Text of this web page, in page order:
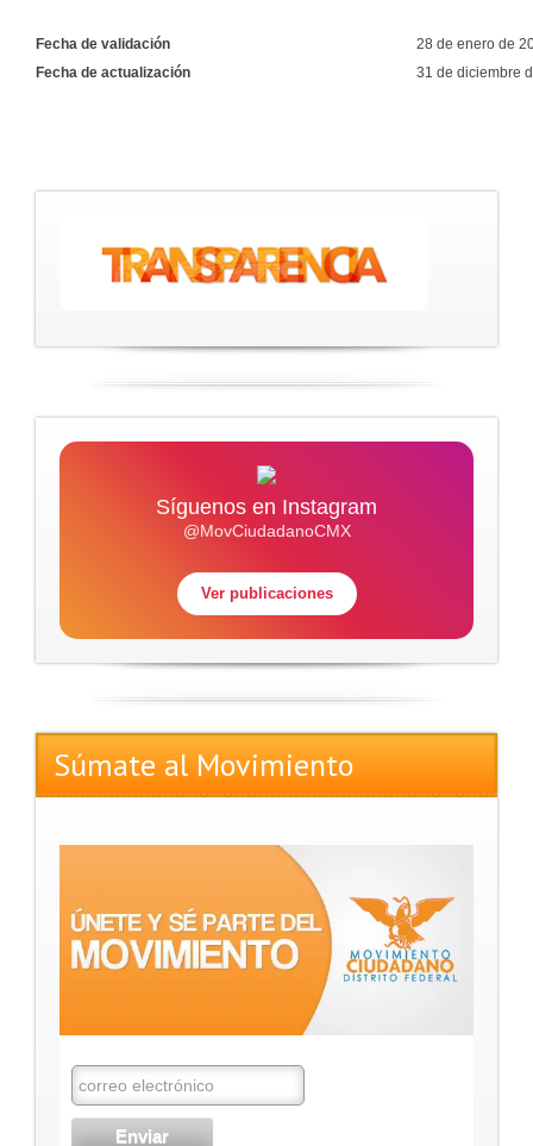
Fecha de validación
28 de enero de
Fecha de actualización
31 de diciembre
Síguenos en Instagram
@MovCiudadanoCMX
Ver publicaciones
Súmate al Movimiento